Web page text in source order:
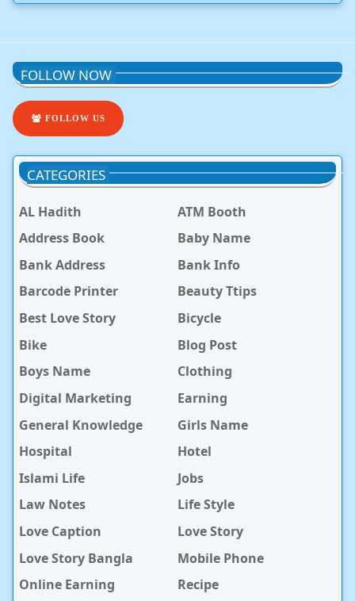
FOLLOW NOW
FOLLOW US
CATEGORIES
AL Hadith
ATM Booth
Address Book
Baby Name
Bank Address
Bank Info
Barcode Printer
Beauty Ttips
Best Love Story
Bicycle
Bike
Blog Post
Boys Name
Clothing
Digital Marketing
Earning
General Knowledge
Girls Name
Hospital
Hotel
Islami Life
Jobs
Law Notes
Life Style
Love Caption
Love Story
Love Story Bangla
Mobile Phone
Online Earning
Recipe